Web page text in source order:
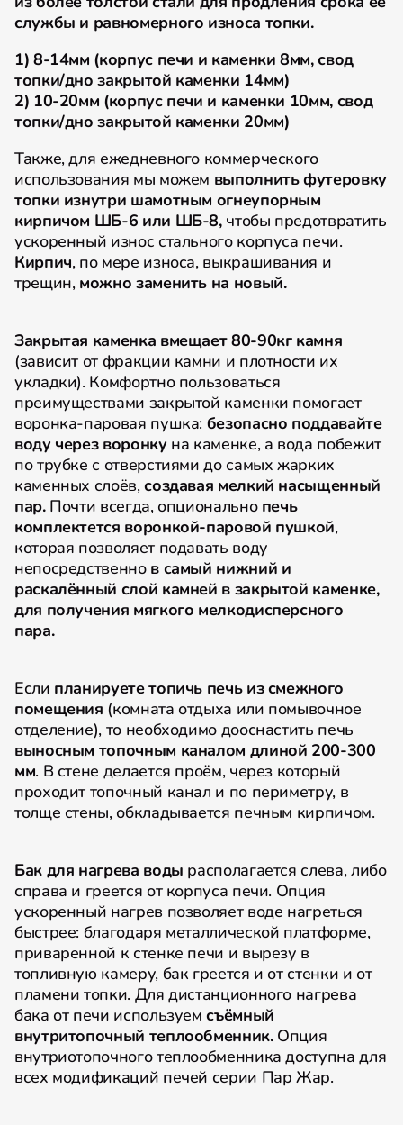
службы и равномерного износа топки.
1) 8-14мм (корпус печи и каменки 8мм, свод
топки/дно закрытой каменки 14мм)
2) 10-20мм (корпус печи и каменки 10мм, свод
топки/дно закрытой каменки 20мм)
Также, для ежедневного коммерческого
использования мы можем выполнить футеровку
топки изнутри шамотным огнеупорным
кирпичом ШБ-6 или ШБ-8,чтобы предотвратить
ускоренный износ стального корпуса печи.
Кирпич, по мере износа, выкрашивания и
трещин, можно заменить на новый.
Закрытая каменка вмещает 80-90кг камня
(зависит от фракции камни и плотности их
укладки). Комфортно пользоваться
преимуществами закрытой каменки помогает
воронка-паровая пушка: безопасно поддавайте
воду через воронку на каменке, а вода побежит
по трубке с отверстиями до самых жарких
каменных слоёв,создавая мелкий насыщенный
пар.Почти всегда, опционально печь
комплектется воронкой-паровой пушкой,
которая позволяет подавать воду
непосредственно в самый нижний и
раскалённый слой камней в закрытой каменке,
для получения мягкого мелкодисперсного
пара.
Если планируете топичь печь из смежного
помещения (комната отдыха или помывочное
отделение), то необходимо дооснастить печь
выносным топочным каналом длиной 200-300
мм. В стене делается проём, через который
проходит топочный канал и по периметру, в
толще стены, обкладывается печным кирпичом.
Бак для нагрева воды располагается слева, либо
справа и греется от корпуса печи. Опция
ускоренный нагрев позволяет воде нагреться
быстрее: благодаря металлической платформе,
приваренной к стенке печи и вырезу в
топливную камеру, бак греется и от стенки и от
пламени топки. Для дистанционного нагрева
бака от печи используемсъёмный
внутритопочный теплообменник. Опция
внутриотопочного теплообменника доступна для
всех модификаций печей серии Пар Жар.